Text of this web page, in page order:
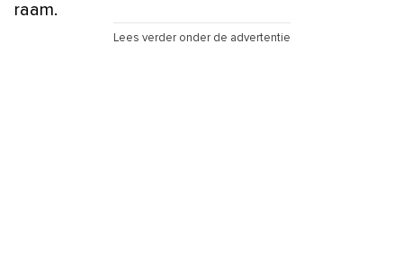
raam.
Lees verder onder de advertentie